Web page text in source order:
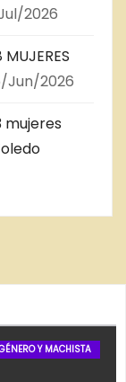
2026
Jun/2026
mujeres
Y MACHISTA